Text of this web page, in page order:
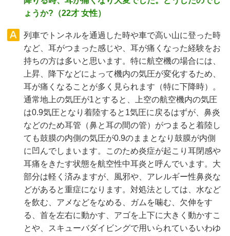
ょうか?（22才 女性）
列車でトンネルを通過した時や車で高い山に登った時
など、耳がつまった感じや、耳が痛くなった経験をお
持ちの方は多いと思います。特に航空機の場合には、
上昇、降下などによって機内の気圧が変化するため、
耳が痛くなることが多く見られます（特に下降時）。
通常地上の気圧が1とすると、上空の航空機内の気圧
は0.9気圧となり着陸すると1気圧に戻るはずが、鼻炎
などのため耳管（鼻と耳の間の管）がつまると着陸し
ても鼓膜の内側の気圧が0.9のままとなり鼓膜が内側
に凹んでしまいます。このため炎症が起こり耳閉感や
耳痛をきたす状態を航空性中耳炎と呼んでいます。大
部分は軽く済みますが、風邪や、アレルギー性鼻炎な
どがあると重症になります。対処法としては、水など
を飲む、アメなどをなめる、ガムを噛む、欠伸をす
る、首を左右に動かす、アゴを上下に大きく動かすこ
とや、スキューバダイビングで用いられているいわゆ